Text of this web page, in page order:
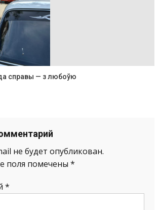
справы — з любоўю
не будет опубликован.
поля помечены *
*